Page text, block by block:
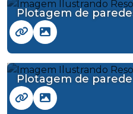
Plotagem de
Plotagem de